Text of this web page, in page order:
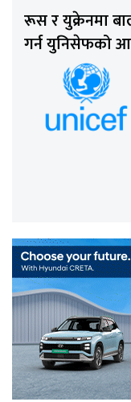
रूस र युक्रेनमा
गर्न युनिसेफको